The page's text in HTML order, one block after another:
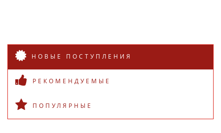
НОВЫЕ ПОСТУПЛЕНИЯ
РЕКОМЕНДУЕМЫЕ
ПОПУЛЯРНЫЕ